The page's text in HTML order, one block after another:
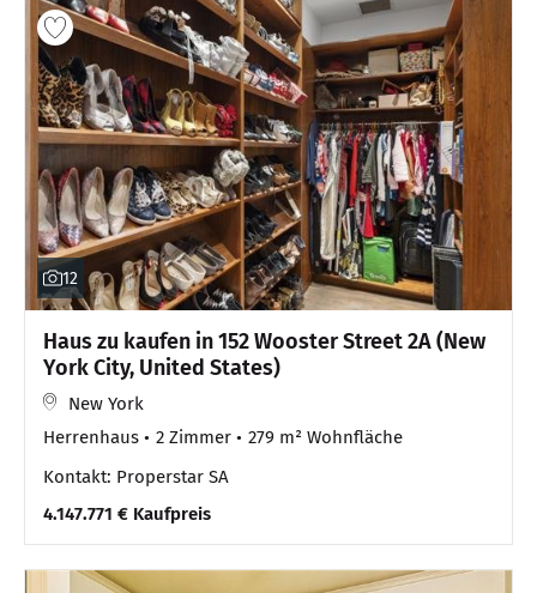
12
Haus zu kaufen in 152 Wooster Street 2A (New
York City, United States)
New York
Herrenhaus
2 Zimmer
279 m² Wohnfläche
Kontakt: Properstar SA
4.147.771 € Kaufpreis